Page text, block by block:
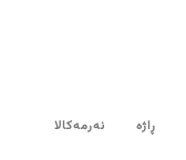
ڕاژە نەرمەکالا